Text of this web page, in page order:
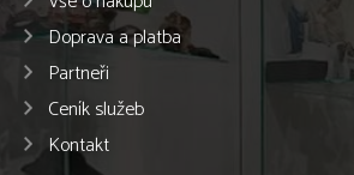
Doprava a platba
Partneři
Ceník služeb
Kontakt